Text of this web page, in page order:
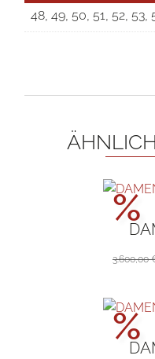
48, 49, 50, 51, 52, 53,
%
3.600,00
%